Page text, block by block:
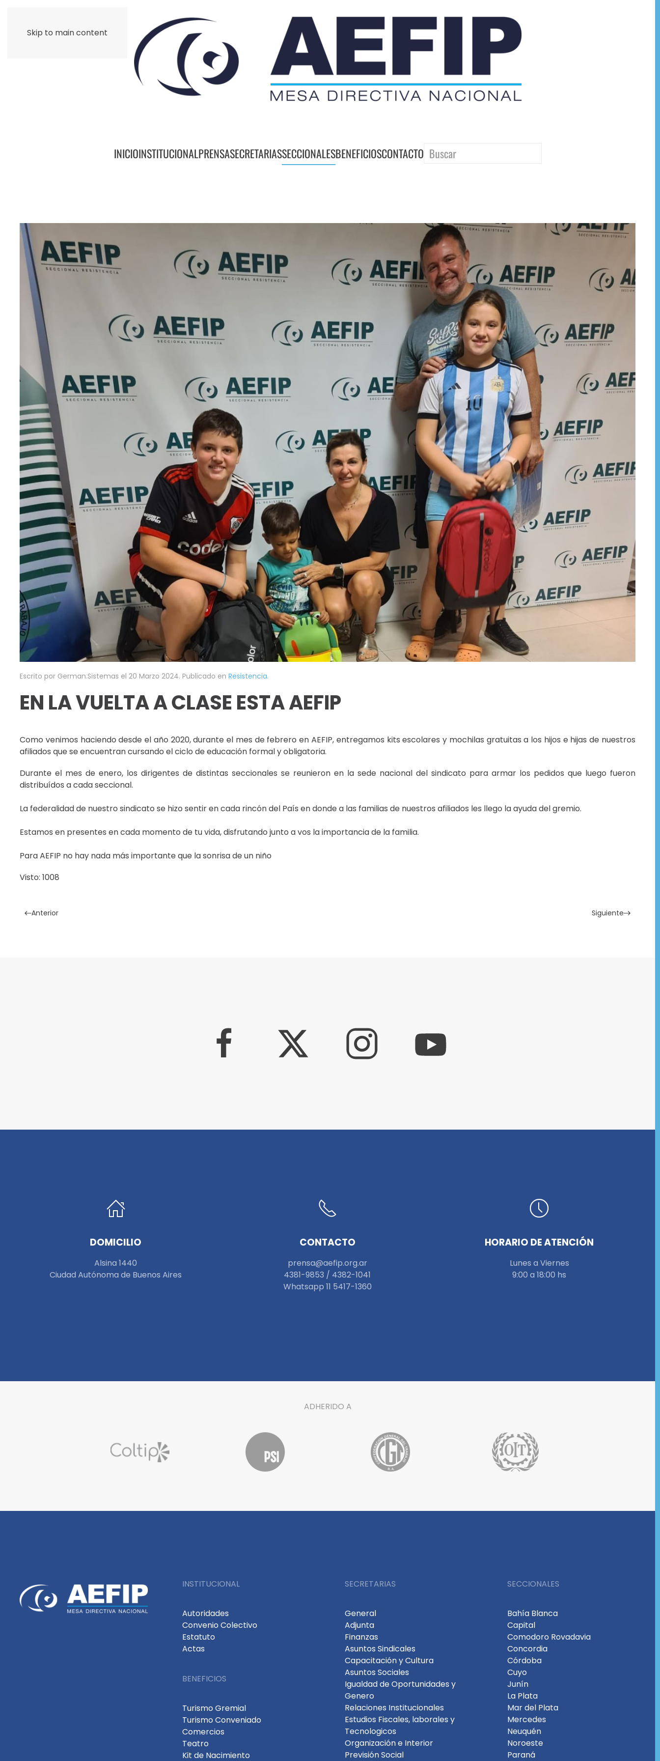
Skip to main content
INICIOINSTITUCIONALPRENSASECRETARIASSECCIONALESBENEFICIOSCONTACTO
Escrito por German.Sistemas el 20 Marzo 2024. Publicado en Resistencia.
EN LA VUELTA A CLASE ESTA AEFIP
Como venimos haciendo desde el año 2020, durante el mes de febrero en AEFIP, entregamos kits escolares y mochilas gratuitas a los hijos e hijas de nuestros
afiliados que se encuentran cursando el ciclo de educación formal y obligatoria.
Durante el mes de enero, los dirigentes de distintas seccionales se reunieron en la sede nacional del sindicato para armar los pedidos que luego fueron
distribuídos a cada seccional.
La federalidad de nuestro sindicato se hizo sentir en cada rincón del País en donde a las familias de nuestros afiliados les llego la ayuda del gremio.
Estamos en presentes en cada momento de tu vida, disfrutando junto a vos la importancia de la familia.
Para AEFIP no hay nada más importante que la sonrisa de un niño
Visto: 1008
Anterior Siguiente
DOMICILIO
Alsina 1440
Ciudad Autónoma de Buenos Aires
CONTACTO
prensa@aefip.org.ar
4381-9853 / 4382-1041
Whatsapp 11 5417-1360
HORARIO DE ATENCIÓN
Lunes a Viernes
9:00 a 18:00 hs
ADHERIDO A
INSTITUCIONAL
Autoridades
Convenio Colectivo
Estatuto
Actas
BENEFICIOS
Turismo Gremial
Turismo Conveniado
Comercios
Teatro
Kit de Nacimiento
SECRETARIAS
General
Adjunta
Finanzas
Asuntos Sindicales
Capacitación y Cultura
Asuntos Sociales
Igualdad de Oportunidades y
Genero
Relaciones Institucionales
Estudios Fiscales, laborales y
Tecnologicos
Organización e Interior
Previsión Social
SECCIONALES
Bahía Blanca
Capital
Comodoro Rovadavia
Concordia
Córdoba
Cuyo
Junín
La Plata
Mar del Plata
Mercedes
Neuquén
Noroeste
Paraná